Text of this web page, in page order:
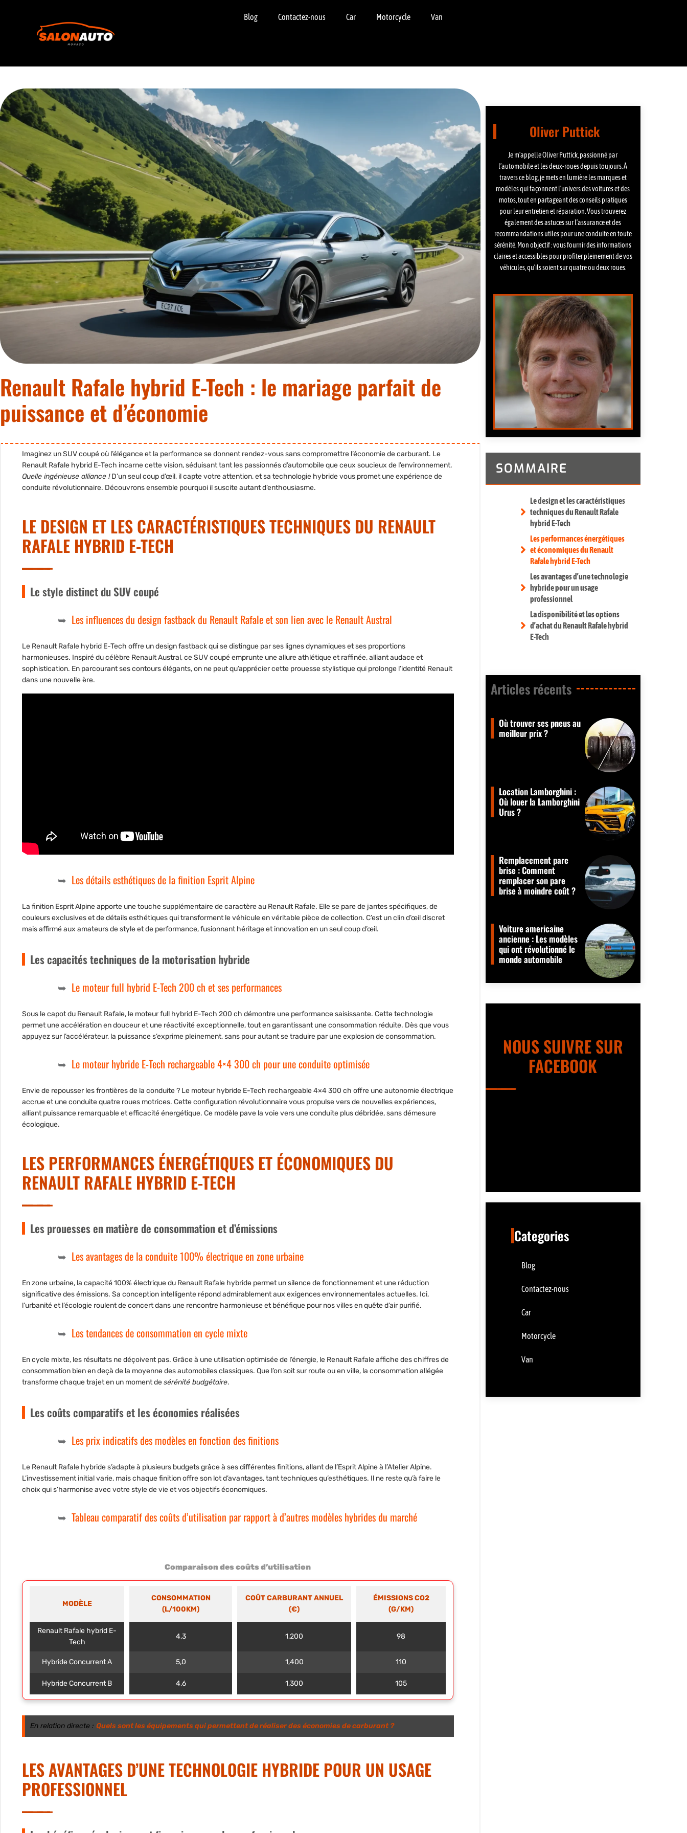
Blog Contactez-nous Car Motorcycle Van
Renault Rafale hybrid E-Tech : le mariage parfait de
puissance et d’économie
Imaginez un SUV coupé où l’élégance et la performance se donnent rendez-vous sans compromettre l’économie de carburant. Le
Renault Rafale hybrid E-Tech incarne cette vision, séduisant tant les passionnés d’automobile que ceux soucieux de l’environnement.
Quelle ingénieuse alliance !D’un seul coup d’œil, il capte votre attention, et sa technologie hybride vous promet une expérience de
conduite révolutionnaire. Découvrons ensemble pourquoi il suscite autant d’enthousiasme.
LE DESIGN ET LES CARACTÉRISTIQUES TECHNIQUES DU RENAULT
RAFALE HYBRID E-TECH
Le style distinct du SUV coupé
Les influences du design fastback du Renault Rafale et son lien avec le Renault Austral
Le Renault Rafale hybrid E-Tech offre un design fastback qui se distingue par ses lignes dynamiques et ses proportions
harmonieuses. Inspiré du célèbre Renault Austral, ce SUV coupé emprunte une allure athlétique et raffinée, alliantaudaceet
sophistication. En parcourant ses contours élégants, on ne peut qu’apprécier cette prouesse stylistique qui prolonge l’identité Renault
dans une nouvelle ère.
Les détails esthétiques de la finition Esprit Alpine
La finition Esprit Alpine apporte une touche supplémentaire de caractère au Renault Rafale. Elle se pare de jantes spécifiques, de
couleurs exclusives et de détails esthétiques qui transforment le véhicule en véritable pièce de collection. C’est un clin d’œil discret
mais affirmé aux amateurs de style et de performance, fusionnant héritage et innovation en un seul coup d’œil.
Les capacités techniques de la motorisation hybride
Le moteur full hybrid E-Tech 200 ch et ses performances
Sous le capot du Renault Rafale, le moteur full hybrid E-Tech 200 ch démontre une performance saisissante. Cette technologie
permet une accélération en douceur et une réactivité exceptionnelle, tout en garantissant une consommation réduite. Dès que vous
appuyez sur l’accélérateur, la puissance s’exprime pleinement, sans pour autant se traduire par une explosion de consommation.
Le moteur hybride E-Tech rechargeable 4×4 300 ch pour une conduite optimisée
Envie de repousser les frontières de la conduite ? Le moteur hybride E-Tech rechargeable 4×4 300 ch offre une autonomie électrique
accrue et une conduite quatre roues motrices. Cette configuration révolutionnaire vous propulse vers de nouvelles expériences,
alliant puissance remarquable et efficacité énergétique. Ce modèle pave la voie vers une conduite plus débridée, sans démesure
écologique.
LES PERFORMANCES ÉNERGÉTIQUES ET ÉCONOMIQUES DU
RENAULT RAFALE HYBRID E-TECH
Les prouesses en matière de consommation et d’émissions
Les avantages de la conduite 100% électrique en zone urbaine
En zone urbaine, la capacité 100% électrique du Renault Rafale hybride permet un silence de fonctionnement et une réduction
significative des émissions. Sa conception intelligente répond admirablement aux exigences environnementales actuelles. Ici,
l’urbanité et l’écologie roulent de concert dans une rencontre harmonieuse et bénéfique pour nos villes en quête d’air purifié.
Les tendances de consommation en cycle mixte
En cycle mixte, les résultats ne déçoivent pas. Grâce à une utilisation optimisée de l’énergie, le Renault Rafale affiche des chiffres de
consommation bien en deçà de la moyenne des automobiles classiques. Que l’on soit sur route ou en ville, la consommation allégée
transforme chaque trajet en un moment desérénité budgétaire.
Les coûts comparatifs et les économies réalisées
Les prix indicatifs des modèles en fonction des finitions
Le Renault Rafale hybride s’adapte à plusieurs budgets grâce à ses différentes finitions, allant de l’Esprit Alpine à l’Atelier Alpine.
L’investissement initial varie, mais chaque finition offre son lot d’avantages, tant techniques qu’esthétiques. Il ne reste qu’à faire le
choix qui s’harmonise avec votre style de vie et vos objectifs économiques.
Tableau comparatif des coûts d’utilisation par rapport à d’autres modèles hybrides du marché
Comparaison des coûts d’utilisation
MODÈLE
CONSOMMATION
(L/100KM)
COÛT CARBURANT ANNUEL
(€)
ÉMISSIONS CO2
(G/KM)
Renault Rafale hybrid E-
Tech
4,3 1,200 98
Hybride Concurrent A 5,0 1,400 110
Hybride Concurrent B 4,6 1,300 105
En relation directe : Quels sont les équipements qui permettent de réaliser des économies de carburant ?
LES AVANTAGES D’UNE TECHNOLOGIE HYBRIDE POUR UN USAGE
PROFESSIONNEL
Oliver Puttick
Je m’appelle Oliver Puttick, passionné par
l’automobile et les deux-roues depuis toujours. À
travers ce blog, je mets en lumière les marques et
modèles qui façonnent l’univers des voitures et des
motos, tout en partageant des conseils pratiques
pour leur entretien et réparation. Vous trouverez
également des astuces sur l’assurance et des
recommandations utiles pour une conduite en toute
sérénité. Mon objectif : vous fournir des informations
claires et accessibles pour profiter pleinement de vos
véhicules, qu’ils soient sur quatre ou deux roues.
SOMMAIRE
Le design et les caractéristiques
techniques du Renault Rafale
hybrid E-Tech
Les performances énergétiques
et économiques du Renault
Rafale hybrid E-Tech
Les avantages d’une technologie
hybride pour un usage
professionnel
La disponibilité et les options
d’achat du Renault Rafale hybrid
E-Tech
Articles récents​
Où trouver ses pneus au
meilleur prix ?
Location Lamborghini :
Où louer la Lamborghini
Urus ?
Remplacement pare
brise : Comment
remplacer son pare
brise à moindre coût ?
Voiture americaine
ancienne : Les modèles
qui ont révolutionné le
monde automobile
NOUS SUIVRE SUR
FACEBOOK
Categories
Blog
Contactez-nous
Car
Motorcycle
Van